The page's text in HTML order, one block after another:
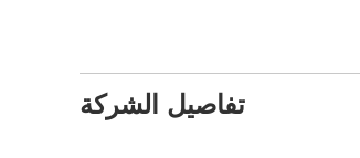
تفاصيل الشركة